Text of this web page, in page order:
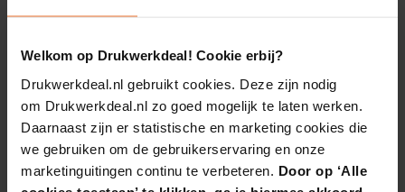
Welkom op Drukwerkdeal! Cookie erbij?
Drukwerkdeal.nl gebruikt cookies. Deze zijn nodig
om Drukwerkdeal.nl zo goed mogelijk te laten werken.
Daarnaast zijn er statistische en marketing cookies die
we gebruiken om de gebruikerservaring en onze
marketinguitingen continu te verbeteren. Door op ‘Alle